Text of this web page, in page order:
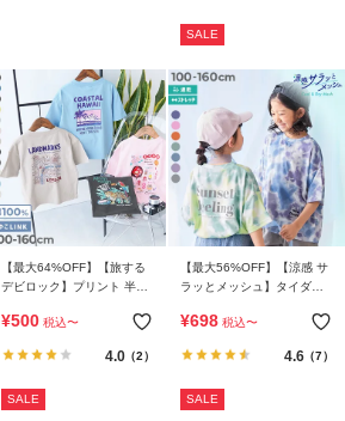
SALE
【最大64%OFF】【旅する
デビロック】プリント 半袖
¥500 税込〜
4.0（2）
SALE
【最大56%OFF】【涼感 サ
ラッとメッシュ】タイダイT
¥698 税込〜
4.6（7）
SALE